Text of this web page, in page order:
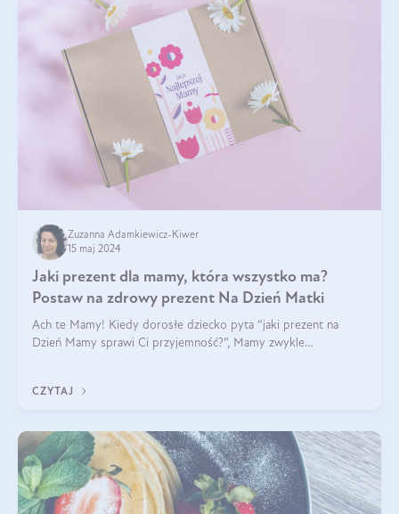
Zuzanna Adamkiewicz-Kiwer
15 maj 2024
Jaki prezent dla mamy, która wszystko ma?
Postaw na zdrowy prezent Na Dzień Matki
Ach te Mamy! Kiedy dorosłe dziecko pyta “jaki prezent na
Dzień Mamy sprawi Ci przyjemność?”, Mamy zwykle
CZYTAJ